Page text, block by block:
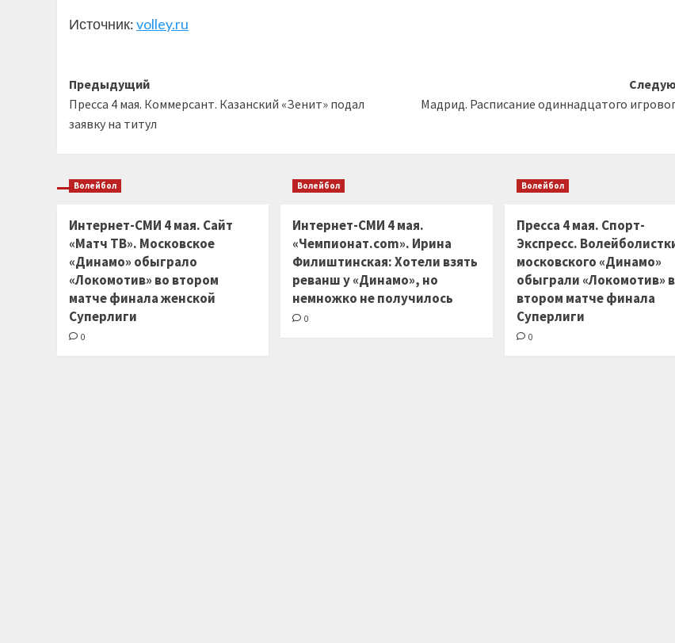
Источник:volley.ru
Навигация
записи
Предыдущий
Пресса 4 мая. Коммерсант. Казанский «Зенит» подал
заявку на титул
Мадрид. Расписание одиннадцатого
Волейбол
Интернет-СМИ 4 мая. Сайт
«Матч ТВ». Московское
«Динамо» обыграло
«Локомотив» во втором
матче финала женской
Суперлиги
0
Волейбол
Интернет-СМИ 4 мая.
«Чемпионат.com». Ирина
Филиштинская: Хотели взять
реванш у «Динамо», но
немножко не получилось
0
Волейбол
Пресса 4 мая. Спорт-
Экспресс.
московского «Динамо»
обыграли «Локомотив»
втором матче финала
Суперлиги
0